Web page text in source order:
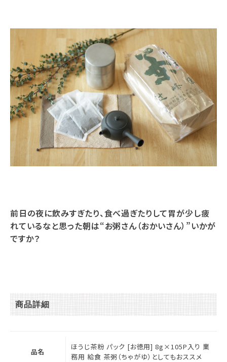
前日の夜に飲みすぎたり、食べ過ぎたりして胃が少し疲
れているなと思った朝は“お粥さん（おかいさん）”いかが
ですか？
商品詳細
品名
ほうじ茶粉 パック [お徳用] 8g×105P入り 業
務用 給食 茶粥（ちゃがゆ）としてもおススメ